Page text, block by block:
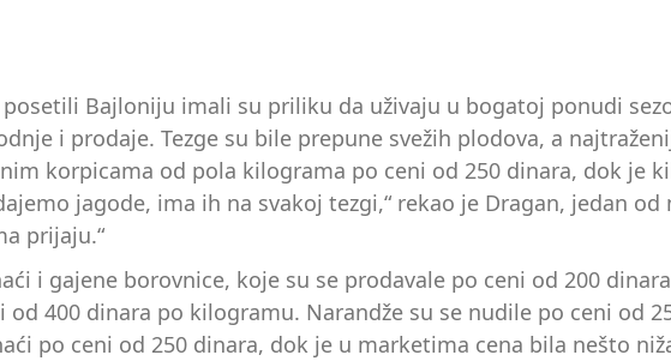
Bajloniju imali su priliku da uživaju u bogatoj ponudi
i prodaje. Tezge su bile prepune svežih plodova, a
korpicama od pola kilograma po ceni od 250 dinara, dok je
jagode, ima ih na svakoj tezgi,“ rekao je Dragan, jedan
prijaju.“
i gajene borovnice, koje su se prodavale po ceni od 200
400 dinara po kilogramu. Narandže su se nudile po ceni od
po ceni od 250 dinara, dok je u marketima cena bila nešto